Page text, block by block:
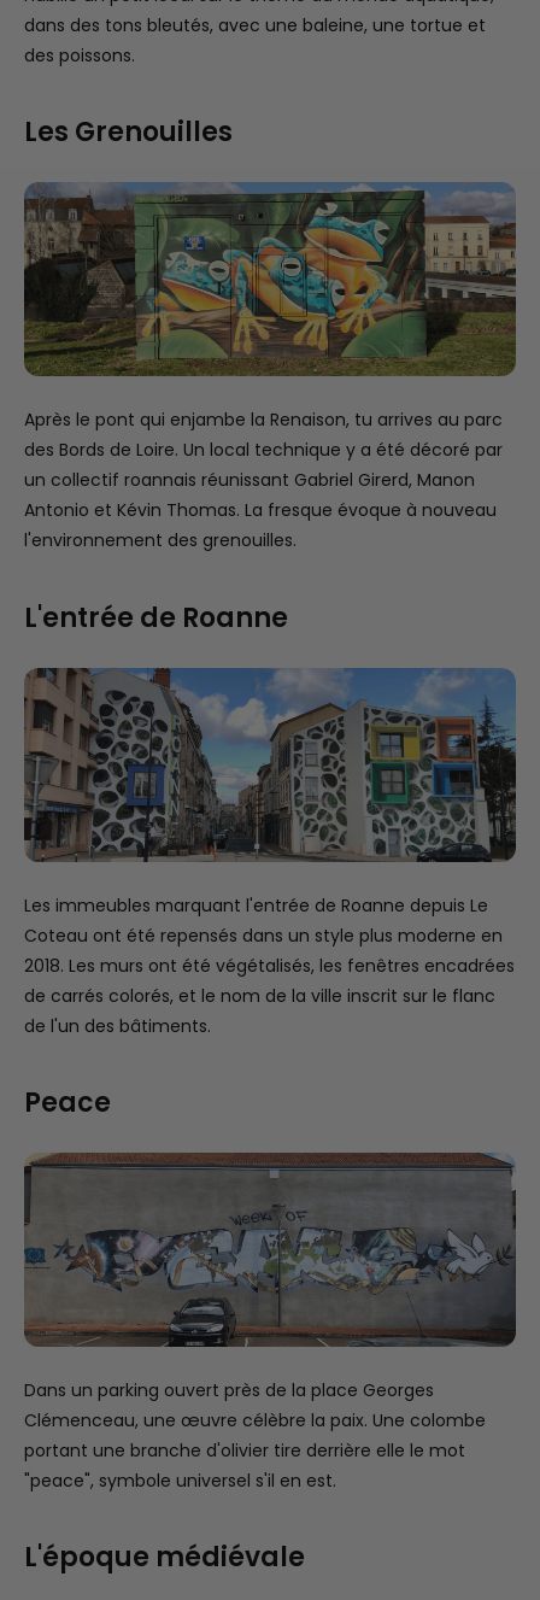
dans des tons bleutés, avec une baleine, une tortue et
des poissons.
Les Grenouilles
Après le pont qui enjambe la Renaison, tu arrives au parc
des Bords de Loire. Un local technique y a été décoré par
un collectif roannais réunissant Gabriel Girerd, Manon
Antonio et Kévin Thomas. La fresque évoque à nouveau
l'environnement des grenouilles.
L'entrée de Roanne
Les immeubles marquant l'entrée de Roanne depuis Le
Coteau ont été repensés dans un style plus moderne en
2018. Les murs ont été végétalisés, les fenêtres encadrées
de carrés colorés, et le nom de la ville inscrit sur le flanc
de l'un des bâtiments.
Peace
Dans un parking ouvert près de la place Georges
Clémenceau, une œuvre célèbre la paix. Une colombe
portant une branche d'olivier tire derrière elle le mot
"peace", symbole universel s'il en est.
L'époque médiévale